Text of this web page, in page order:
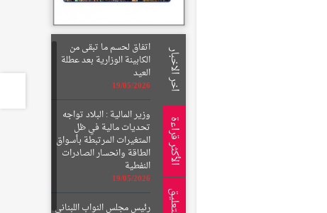
اتفاق لحسم ما تبقى من
الكابينة الوزارية بعد عطلة
العيد
19/05/2026
وزير المالية : البلاد تواجه
تحديات مالية في ظل
المتغيرات المرتبطة بأسواق
الطاقة وانحسار الصادرات
النفطية
19/05/2026
رئيس مجلس النواب اللبناني
اخر الاخبار
الأكثر قراءة